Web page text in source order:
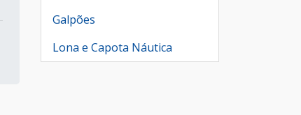
Galpões
Lona e Capota Náutica